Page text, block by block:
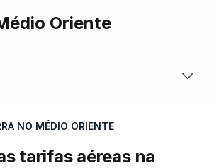
das tarifas
Oriente
NO MÉDIO ORIENTE
tarifas aéreas na